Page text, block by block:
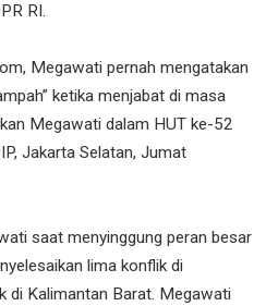
RI.
Megawati pernah mengatakan
ketika menjabat di masa
Megawati dalam HUT ke-52
Jakarta Selatan, Jumat
saat menyinggung peran besar
lima konflik di
di Kalimantan Barat. Megawati